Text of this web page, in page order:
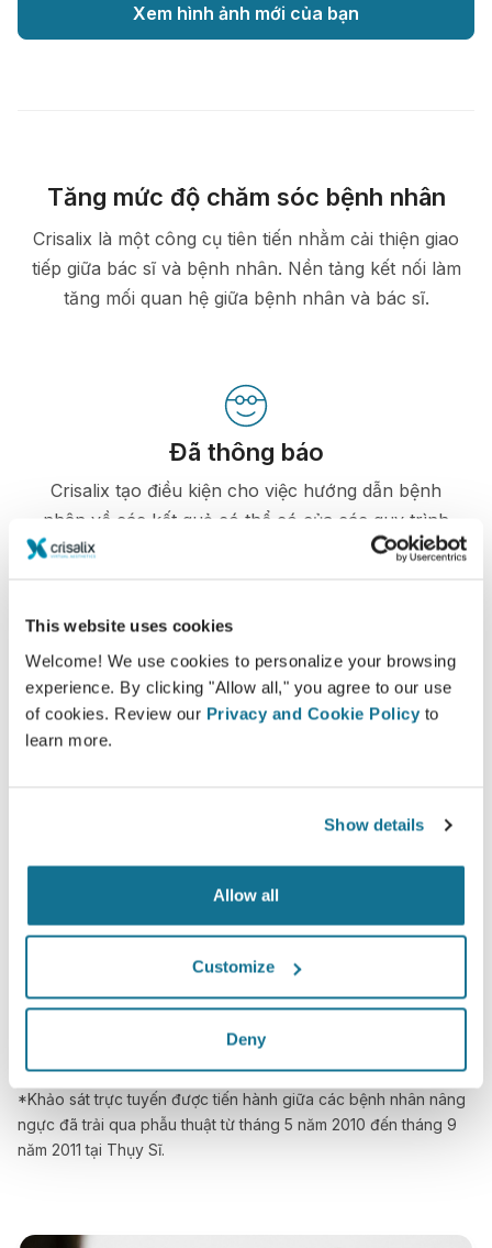
This website uses cookies
Welcome! We use cookies to personalize your browsing
experience. By clicking "Allow all," you agree to our use
of cookies. Review our Privacy and Cookie Policy to
learn more.
Show details
Allow all
Customize
Deny
Xem hình ảnh mới của bạn
Tăng mức độ chăm sóc bệnh nhân
Crisalix là một công cụ tiên tiến nhằm cải thiện giao
tiếp giữa bác sĩ và bệnh nhân. Nền tảng kết nối làm
tăng mối quan hệ giữa bệnh nhân và bác sĩ.
Đã thông báo
Crisalix tạo điều kiện cho việc hướng dẫn bệnh
nhân về các kết quả có thể có của các quy trình
chọn lọc dựa trên mô phỏng 3D của cơ thể của
Tự tin
Hài lòng
100% phụ nữ nói rằng họ đã hài hòng hoặc rất
*Khảo sát trực tuyến được tiến hành giữa các bệnh nhân nâng
ngực đã trải qua phẫu thuật từ tháng 5 năm 2010 đến tháng 9
năm 2011 tại Thụy Sĩ.